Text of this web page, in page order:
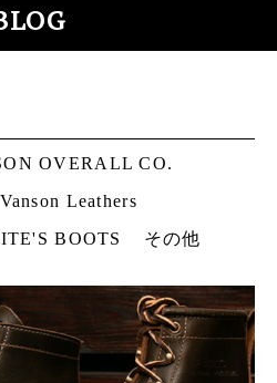
OVERALL CO.
Vanson Leathers
BOOTS その他